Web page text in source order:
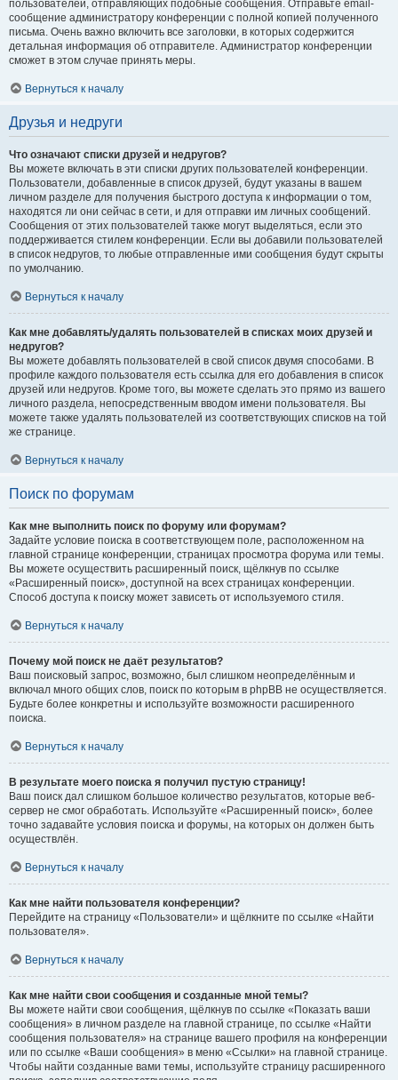
пользователей, отправляющих подобные сообщения. Отправьте email-
сообщение администратору конференции с полной копией полученного
письма. Очень важно включить все заголовки, в которых содержится
детальная информация об отправителе. Администратор конференции
сможет в этом случае принять меры.
Вернуться к началу
Друзья и недруги
Что означают списки друзей и недругов?
Вы можете включать в эти списки других пользователей конференции.
Пользователи, добавленные в список друзей, будут указаны в вашем
личном разделе для получения быстрого доступа к информации о том,
находятся ли они сейчас в сети, и для отправки им личных сообщений.
Сообщения от этих пользователей также могут выделяться, если это
поддерживается стилем конференции. Если вы добавили пользователей
в список недругов, то любые отправленные ими сообщения будут скрыты
по умолчанию.
Вернуться к началу
Как мне добавлять/удалять пользователей в списках моих друзей и
недругов?
Вы можете добавлять пользователей в свой список двумя способами. В
профиле каждого пользователя есть ссылка для его добавления в список
друзей или недругов. Кроме того, вы можете сделать это прямо из вашего
личного раздела, непосредственным вводом имени пользователя. Вы
можете также удалять пользователей из соответствующих списков на той
же странице.
Вернуться к началу
Поиск по форумам
Как мне выполнить поиск по форуму или форумам?
Задайте условие поиска в соответствующем поле, расположенном на
главной странице конференции, страницах просмотра форума или темы.
Вы можете осуществить расширенный поиск, щёлкнув по ссылке
«Расширенный поиск», доступной на всех страницах конференции.
Способ доступа к поиску может зависеть от используемого стиля.
Вернуться к началу
Почему мой поиск не даёт результатов?
Ваш поисковый запрос, возможно, был слишком неопределённым и
включал много общих слов, поиск по которым в phpBB не осуществляется.
Будьте более конкретны и используйте возможности расширенного
поиска.
Вернуться к началу
В результате моего поиска я получил пустую страницу!
Ваш поиск дал слишком большое количество результатов, которые веб-
сервер не смог обработать. Используйте «Расширенный поиск», более
точно задавайте условия поиска и форумы, на которых он должен быть
осуществлён.
Вернуться к началу
Как мне найти пользователя конференции?
Перейдите на страницу «Пользователи» и щёлкните по ссылке «Найти
пользователя».
Вернуться к началу
Как мне найти свои сообщения и созданные мной темы?
Вы можете найти свои сообщения, щёлкнув по ссылке «Показать ваши
сообщения» в личном разделе на главной странице, по ссылке «Найти
сообщения пользователя» на странице вашего профиля на конференции
или по ссылке «Ваши сообщения» в меню «Ссылки» на главной странице.
Чтобы найти созданные вами темы, используйте страницу расширенного